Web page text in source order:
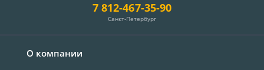
О компании
7 812-467-35-90
Санкт-Петербург